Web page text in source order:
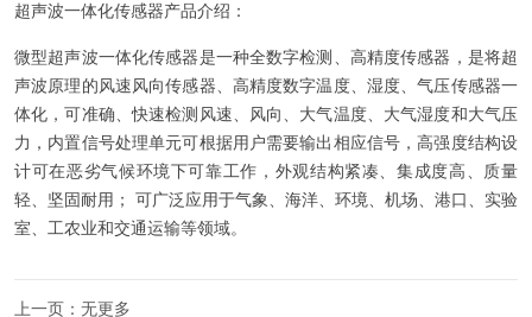
超声波一体化传感器产品介绍：
微型超声波一体化传感器是一种全数字检测、高精度传感器，是将超
声波原理的风速风向传感器、高精度数字温度、湿度、气压传感器一
体化，可准确、快速检测风速、风向、大气温度、大气湿度和大气压
力，内置信号处理单元可根据用户需要输出相应信号，高强度结构设
计可在恶劣气候环境下可靠工作，外观结构紧凑、集成度高、质量
轻、坚固耐用； 可广泛应用于气象、海洋、环境、机场、港口、实验
室、工农业和交通运输等领域。
上一页：无更多